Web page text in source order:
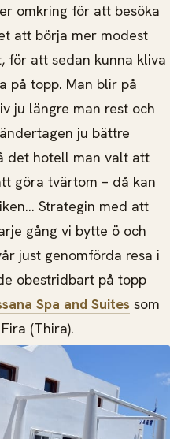
omkring för att besöka
att börja mer modest
för att sedan kunna kliva
på topp. Man blir på
ju längre man rest och
ju bättre
det hotell man valt att
göra tvärtom – då kan
Strategin med att
gång vi bytte ö och
just genomförda resa i
obestridbart på topp
Spa and Suites som
(Thira).